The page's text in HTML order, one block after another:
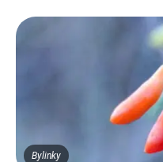
Bylinky